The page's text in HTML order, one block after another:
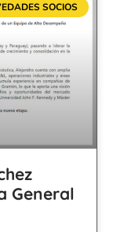
SOCIOS
General